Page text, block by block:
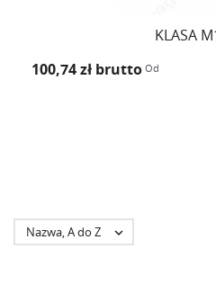
KLASA
100,74 zł brutto Od
Nazwa, A do Z 